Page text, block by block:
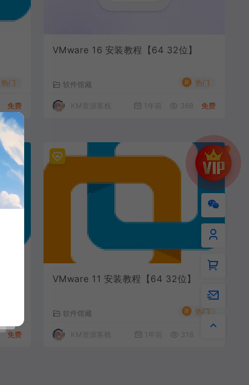
热门
免费
VMware 16 安装教程【64 32位】
软件馆藏 # 热门
KM资源客栈 1年前 368 免费
免费
VMware 11 安装教程【64 32位】
软件馆藏 # 热门
KM资源客栈 1年前 318